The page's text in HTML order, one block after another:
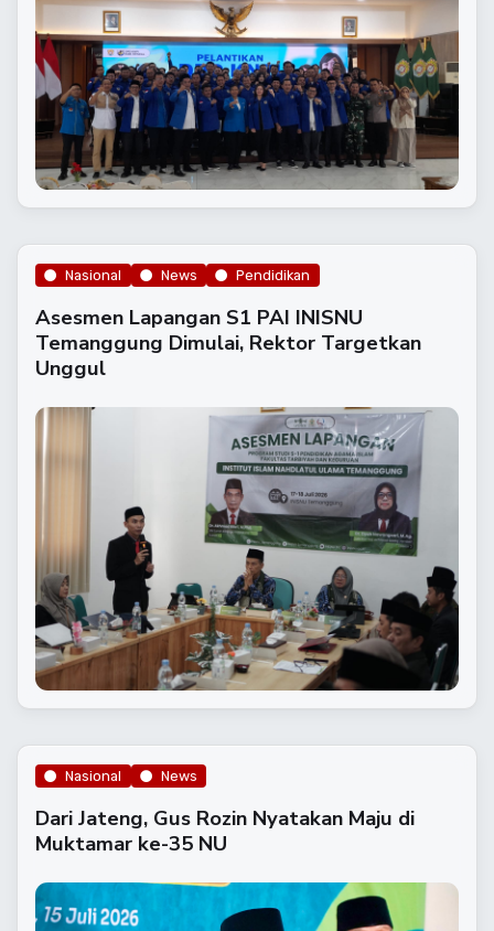
Nasional News Pendidikan
Asesmen Lapangan S1 PAI INISNU
Temanggung Dimulai, Rektor Targetkan
Unggul
Nasional News
Dari Jateng, Gus Rozin Nyatakan Maju di
Muktamar ke-35 NU